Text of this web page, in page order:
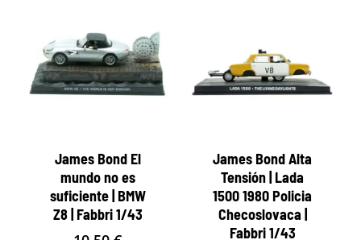
James Bond El
mundo no es
suficiente | BMW
Z8 | Fabbri 1/43
James Bond Alta
Tensión | Lada
1500 1980 Policia
Checoslovaca |
Fabbri 1/43